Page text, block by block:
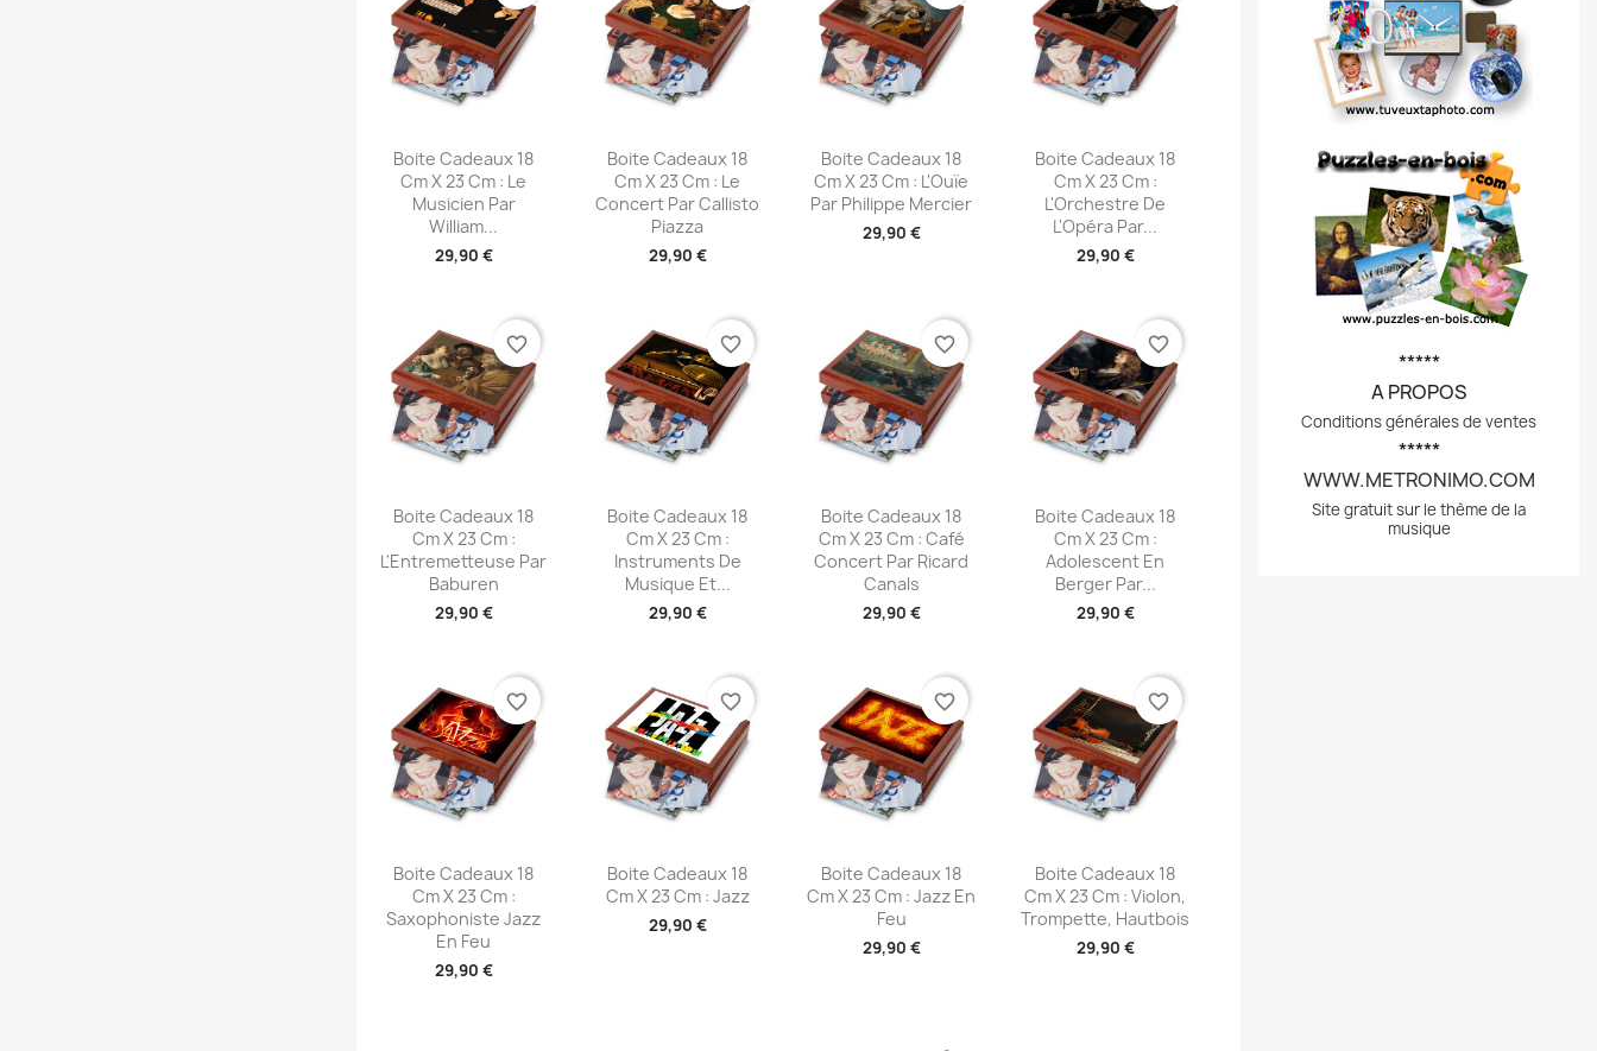
Aperçu rapide
Boite Cadeaux 18
Cm X 23 Cm : Le
Musicien Par
William...
29,90 €
Aperçu rapide
Boite Cadeaux 18
Cm X 23 Cm : Le
Concert Par Callisto
Piazza
29,90 €
Aperçu rapide
Boite Cadeaux 18
Cm X 23 Cm : L'Ouïe
Par Philippe Mercier
29,90 €
Aperçu rapide
Boite Cadeaux 18
Cm X 23 Cm :
L'Orchestre De
L'Opéra Par...
29,90 €
Aperçu rapide
Boite Cadeaux 18
Cm X 23 Cm :
L'Entremetteuse Par
Baburen
29,90 €
favorite_border
Aperçu rapide
Boite Cadeaux 18
Cm X 23 Cm :
Instruments De
Musique Et...
29,90 €
favorite_border
Aperçu rapide
Boite Cadeaux 18
Cm X 23 Cm : Café
Concert Par Ricard
Canals
29,90 €
favorite_border
Aperçu rapide
Boite Cadeaux 18
Cm X 23 Cm :
Adolescent En
Berger Par...
29,90 €
favorite_border
Aperçu rapide
Boite Cadeaux 18
Cm X 23 Cm :
Saxophoniste Jazz
En Feu
29,90 €
favorite_border
Aperçu rapide
Boite Cadeaux 18
Cm X 23 Cm : Jazz
29,90 €
favorite_border
Aperçu rapide
Boite Cadeaux 18
Cm X 23 Cm : Jazz En
Feu
29,90 €
favorite_border
Aperçu rapide
Boite Cadeaux 18
Cm X 23 Cm : Violon,
Trompette, Hautbois
29,90 €
favorite_border
*****
A PROPOS
Conditions générales de ventes
*****
WWW.METRONIMO.COM
Site gratuit sur le thème de la
musique